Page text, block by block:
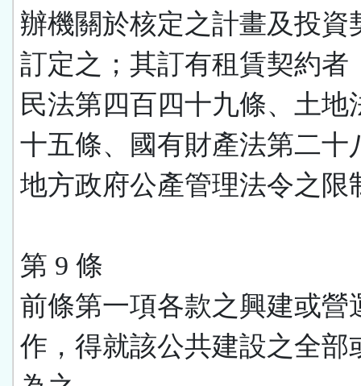
辦機關於核定之計畫及投資
訂定之；其訂有租賃契約者
民法第四百四十九條、土地
十五條、國有財產法第二十
地方政府公產管理法令之限
第 9 條
前條第一項各款之興建或營
作，得就該公共建設之全部